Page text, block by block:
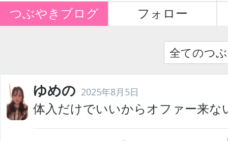
つぶやきブログ
フォロー
全てのつ
ゆめの 2025年8月5日
体入だけでいいからオファー来な